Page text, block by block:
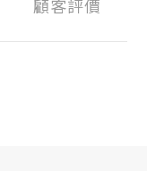
顧客評價